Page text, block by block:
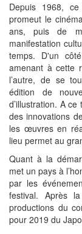
Depuis 1968,
promeut le
ans, puis de
manifestation
temps. D'un
amenant à cette
l’autre, de se
édition de
d’illustration. A
des innovations
les œuvres en
lieu permet au
Quant à la
met un pays à
par les
festival. Après
productions du
pour 2019 du